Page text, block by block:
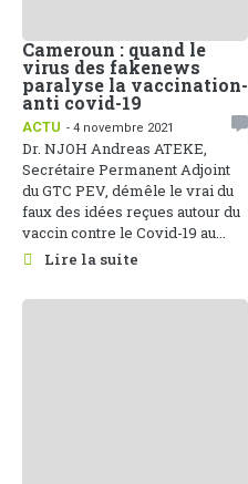
Cameroun : quand le
virus des fakenews
paralyse la vaccination-
anti covid-19
ACTU - 4 novembre 2021
Dr. NJOH Andreas ATEKE,
Secrétaire Permanent Adjoint
du GTC PEV, démêle le vrai du
faux des idées reçues autour du
vaccin contre le Covid-19 au...
Lire la suite